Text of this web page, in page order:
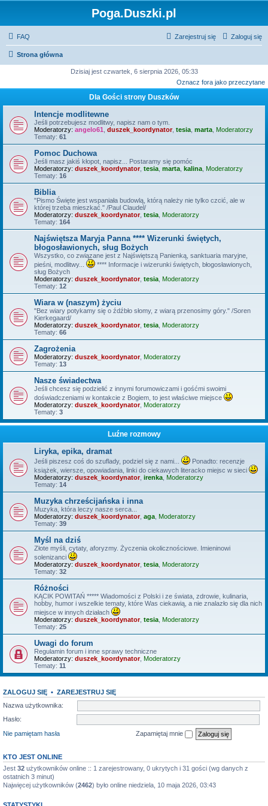
Poga.Duszki.pl
FAQ Zaloguj się
Zarejestruj się
Strona główna
Dzisiaj jest czwartek, 6 sierpnia 2026, 05:33
Oznacz fora jako przeczytane
Dla Gości strony Duszków
Intencje modlitewne
Jeśli potrzebujesz modlitwy, napisz nam o tym.
Moderatorzy: angelo61 duszek_koordynator, tesia marta Moderatorzy
Tematy: 61
Pomoc Duchowa
Jeśli masz jakiś kłopot, napisz... Postaramy się pomóc
Moderatorzy: duszek_koordynator, tesia marta kalina Moderatorzy
Tematy: 16
Biblia
"Pismo Święte jest wspaniała budowlą, którą należy nie tylko czcić, ale w
której trzeba mieszkać." /Paul Claudel/
Moderatorzy: duszek_koordynator, tesia Moderatorzy
Tematy: 164
Najświętsza Maryja Panna **** Wizerunki świętych,
błogosławionych, sług Bożych
Wszystko, co związane jest z Najświętszą Panienką, sanktuaria maryjne,
pieśni, modlitwy...
**** Informacje i wizerunki świętych, błogosławionych,
sług Bożych
Moderatorzy: duszek_koordynator, tesia Moderatorzy
Tematy: 12
Wiara w (naszym) życiu
"Bez wiary potykamy się o źdźbło słomy, z wiarą przenosimy góry." /Soren
Kierkegaard/
Moderatorzy: duszek_koordynator, tesia Moderatorzy
Tematy: 66
Zagrożenia
Moderatorzy: duszek_koordynator, Moderatorzy
Tematy: 13
Nasze świadectwa
Jeśli chcesz się podzielić z innymi forumowiczami i gośćmi swoimi
doświadczeniami w kontakcie z Bogiem, to jest właściwe miejsce
Moderatorzy: duszek_koordynator, Moderatorzy
Tematy: 3
Luźne rozmowy
Liryka, epika, dramat
Jeśli piszesz coś do szuflady, podziel się z nami...
Ponadto: recenzje
książek, wiersze, opowiadania, linki do ciekawych literacko miejsc w sieci
Moderatorzy: duszek_koordynator, irenka Moderatorzy
Tematy: 14
Muzyka chrześcijańska i inna
Muzyka, która leczy nasze serca...
Moderatorzy: duszek_koordynator, aga Moderatorzy
Tematy: 39
Myśl na dziś
Złote myśli, cytaty, aforyzmy. Życzenia okolicznościowe. Imieninowi
solenizanci
Moderatorzy: duszek_koordynator, tesia Moderatorzy
Tematy: 32
Różności
KĄCIK POWITAŃ ***** Wiadomości z Polski i ze świata, zdrowie, kulinaria,
hobby, humor i wszelkie tematy, które Was ciekawią, a nie znalazło się dla nich
miejsce w innych działach
Moderatorzy: duszek_koordynator, tesia Moderatorzy
Tematy: 25
Uwagi do forum
Regulamin forum i inne sprawy techniczne
Moderatorzy: duszek_koordynator, Moderatorzy
Tematy: 11
ZALOGUJ SIĘ • ZAREJESTRUJ SIĘ
Nazwa użytkownika:
Hasło:
Nie pamiętam hasła
Zapamiętaj mnie
KTO JEST ONLINE
Jest 32 użytkowników online :: 1 zarejestrowany, 0 ukrytych i 31 gości (wg danych z
ostatnich 3 minut)
Najwięcej użytkowników (2462) było online niedziela, 10 maja 2026, 03:43
STATYSTYKI